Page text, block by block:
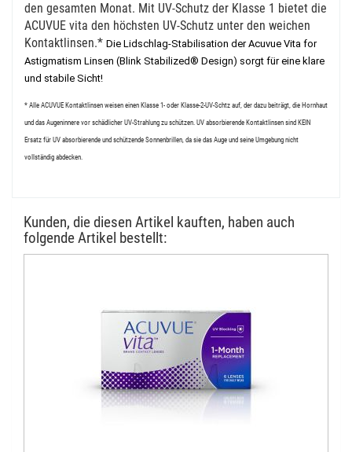
den gesamten Monat. Mit UV-Schutz der Klasse 1 bietet die
ACUVUE vita den höchsten UV-Schutz unter den weichen
Kontaktlinsen.* Die Lidschlag-Stabilisation der Acuvue Vita for
Astigmatism Linsen (Blink Stabilized® Design) sorgt für eine klare
und stabile Sicht!
* Alle ACUVUE Kontaktlinsen weisen einen Klasse 1- oder Klasse-2-UV-Schtz auf, der dazu beiträgt, die Hornhaut
und das Augeninnere vor schädlicher UV-Strahlung zu schützen. UV absorbierende Kontaktlinsen sind KEIN
Ersatz für UV absorbierende und schützende Sonnenbrillen, da sie das Auge und seine Umgebung nicht
vollständig abdecken.
Kunden, die diesen Artikel kauften, haben auch
folgende Artikel bestellt: